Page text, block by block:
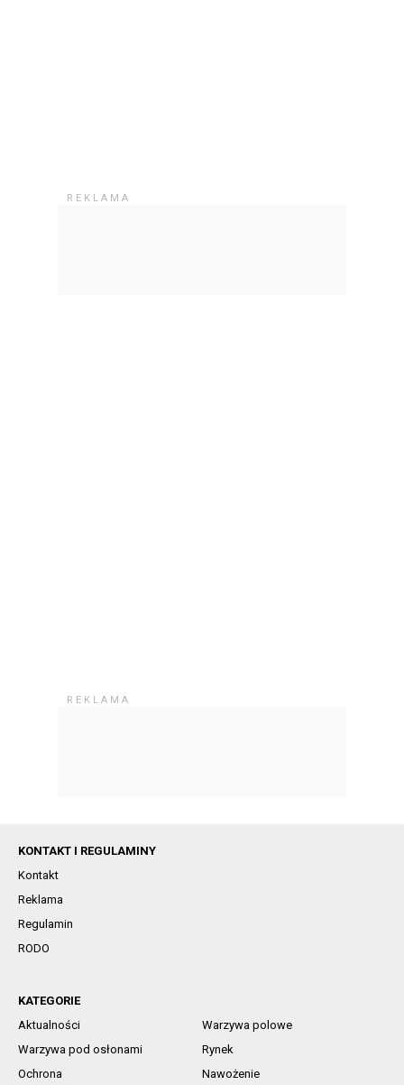
KONTAKT I REGULAMINY
Kontakt
Reklama
Regulamin
RODO
KATEGORIE
Aktualności
Warzywa polowe
Warzywa pod osłonami
Rynek
Ochrona
Nawożenie